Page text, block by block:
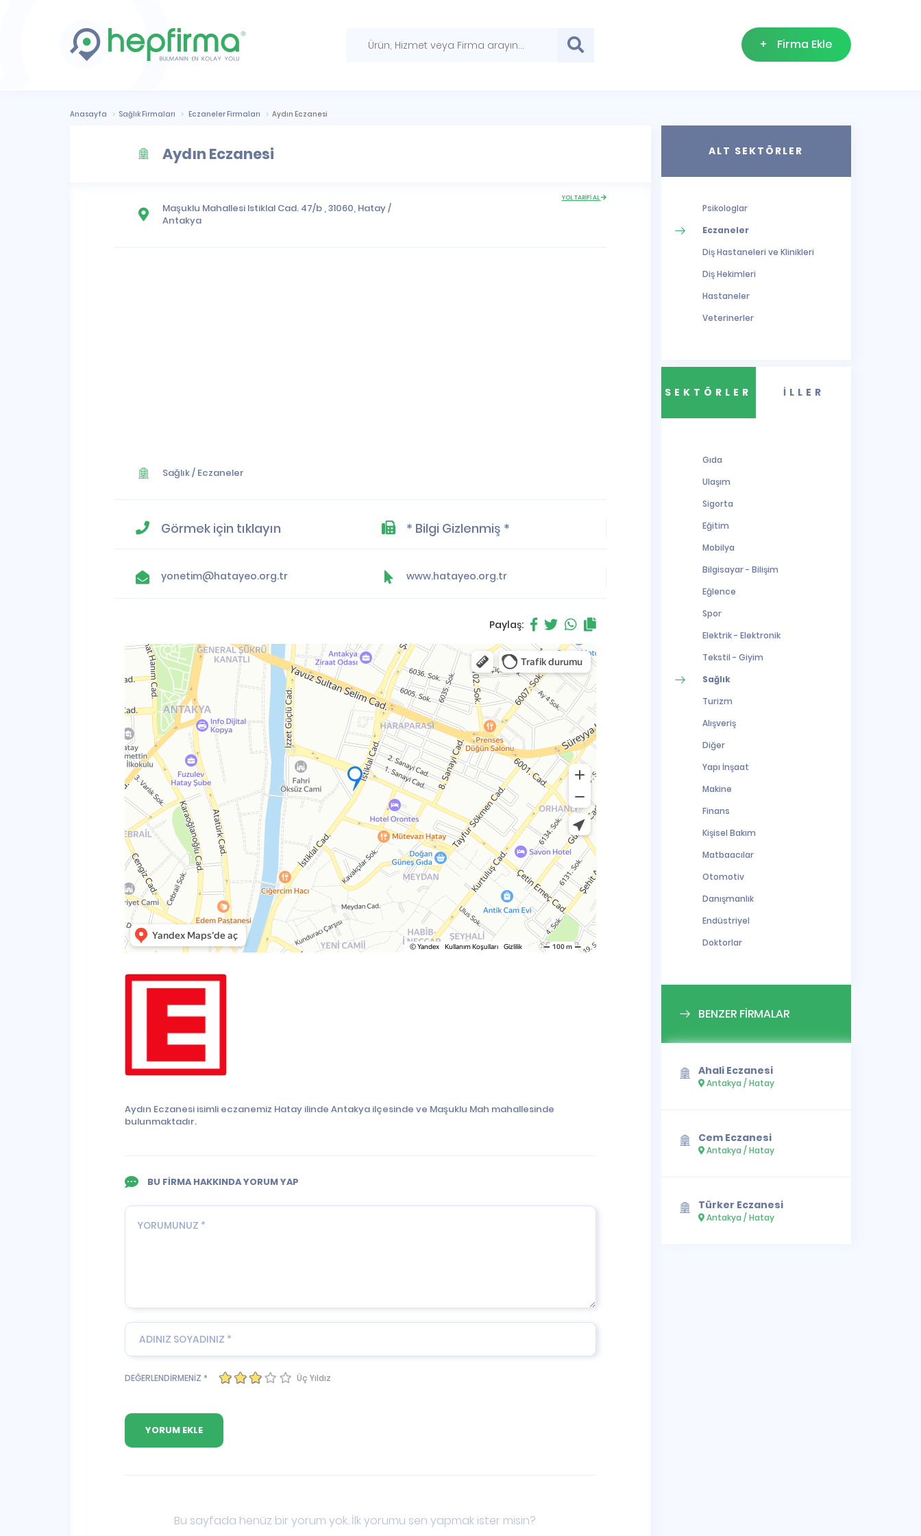
+ Firma Ekle
Anasayfa Sağlık Firmaları Eczaneler Firmaları Aydın Eczanesi
Aydın Eczanesi
Maşuklu Mahallesi Istiklal Cad. 47/b , 31060, Hatay/
Antakya
YOL TARİFİ AL
Sağlık/ Eczaneler
Görmek için tıklayın * Bilgi Gizlenmiş *
yonetim@hatayeo.org.tr www.hatayeo.org.tr
Paylaş:
Aydın Eczanesi isimli eczanemiz Hatay ilinde Antakya ilçesinde ve Maşuklu Mah mahallesinde
bulunmaktadır.
BU FİRMA HAKKINDA YORUM YAP
DEĞERLENDİRMENİZ * Üç Yıldız
Bu sayfada henüz bir yorum yok. İlk yorumu sen yapmak ister misin?
ALT SEKTÖRLER
Psikologlar
Eczaneler
Diş Hastaneleri ve Klinikleri
Diş Hekimleri
Hastaneler
Veterinerler
SEKTÖRLER İLLER
Gıda
Ulaşım
Sigorta
Eğitim
Mobilya
Bilgisayar - Bilişim
Eğlence
Spor
Elektrik - Elektronik
Tekstil - Giyim
Sağlık
Turizm
Alışveriş
Diğer
Yapı İnşaat
Makine
Finans
Kişisel Bakım
Matbaacılar
Otomotiv
Danışmanlık
Endüstriyel
Doktorlar
BENZER FİRMALAR
Ahali Eczanesi
Antakya / Hatay
Cem Eczanesi
Antakya / Hatay
Türker Eczanesi
Antakya / Hatay